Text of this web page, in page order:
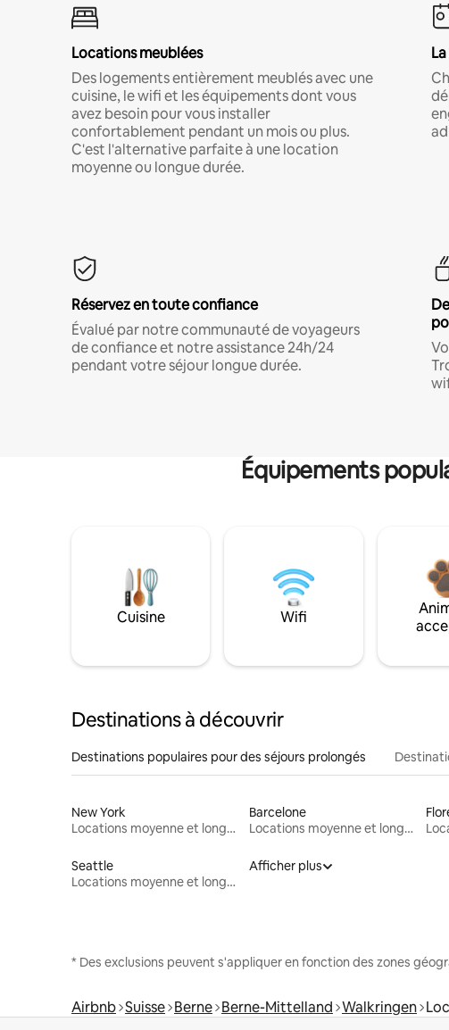
Locations meublées
Des logements entièrement meublés avec une
cuisine, le wifi et les équipements dont vous
avez besoin pour vous installer
confortablement pendant un mois ou plus.
C'est l'alternative parfaite à une location
moyenne ou longue durée.
Réservez en toute confiance
Évalué par notre communauté de voyageurs
de confiance et notre assistance 24h/24
pendant votre séjour longue durée.
Équipements
Cuisine Wifi
Destinations à découvrir
Destinations populaires pour des séjours prolongés
New York
Locations moyenne et longue durée
Barcelone
Locations moyenne et longue durée
Seattle
Locations moyenne et longue durée
Afficher plus
* Des exclusions peuvent s'appliquer en fonction des zones
Airbnb Suisse Berne Berne-Mittelland Walkringen